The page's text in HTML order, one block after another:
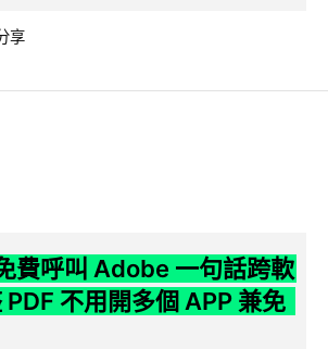
享
費呼叫 Adobe 一句話跨軟
PDF 不用開多個 APP 兼免